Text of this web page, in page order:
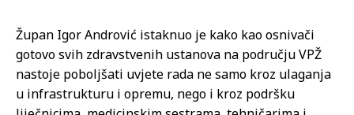
Župan Igor Andrović istaknuo je kako kao osnivači
gotovo svih zdravstvenih ustanova na području VPŽ
nastoje poboljšati uvjete rada ne samo kroz ulaganja
u infrastrukturu i opremu, nego i kroz podršku